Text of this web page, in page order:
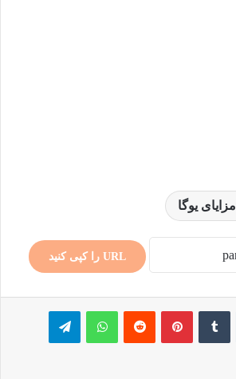
مزایای یوگا
URL را کپی کنید
لینکدین پینترست ‫رددیت واتس آپ